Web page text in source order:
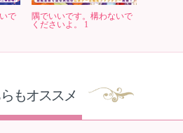
で
隅でいいです。構わないで
くださいよ。 1
もオススメ